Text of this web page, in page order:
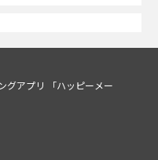
グアプリ 「ハッピーメー